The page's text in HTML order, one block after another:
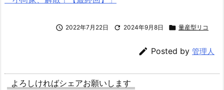
 2022年7月22日  2024年9月8日  量産型リコ
 Posted by 管理人
よろしければシェアお願いします